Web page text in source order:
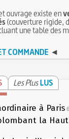
ouvrage existe en
(couverture rigide,
une table des
COMMANDE ◄
Les Plus LUS
à Paris
la